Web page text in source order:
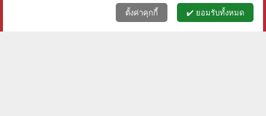
ตะกร้า (0 faceเมนูลูกค้า
ตั้งค่าคุกกี้ ✔️ ยอมรับทั้งหมด